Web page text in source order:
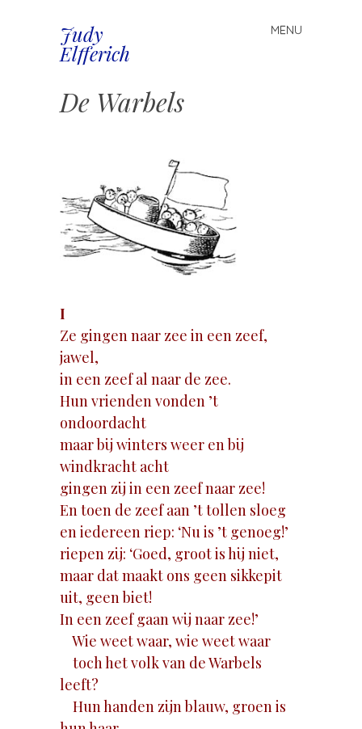
Judy
Elfferich
MENU
Spring
naar
De Warbels
I
Ze gingen naar zee in een zeef,
jawel,
in een zeef al naar de zee.
Hun vrienden vonden ’t
ondoordacht
maar bij winters weer en bij
windkracht acht
gingen zij in een zeef naar zee!
En toen de zeef aan ’t tollen sloeg
en iedereen riep: ‘Nu is ’t genoeg!’
riepen zij: ‘Goed, groot is hij niet,
maar dat maakt ons geen sikkepit
uit, geen biet!
In een zeef gaan wij naar zee!’
Wie weet waar, wie weet waar
toch het volk van de Warbels
leeft?
Hun handen zijn blauw, groen is